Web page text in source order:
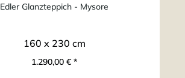
Edler Glanzteppich - Mysore
160 x 230 cm
1.290,00 € *